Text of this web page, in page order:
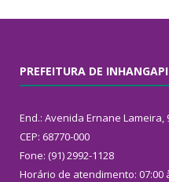
PREFEITURA DE INHANGAPI
End.: Avenida Ernane Lameira,
CEP: 68770-000
Fone: (91) 2992-1128
Horário de atendimento: 07:00